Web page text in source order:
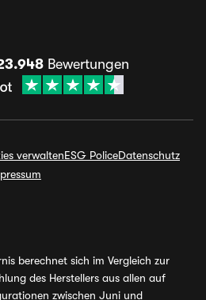
Bewertungen
verwaltenESG PoliceDatenschutz
berechnet sich im Vergleich zur
des Herstellers aus allen auf
zwischen Juni und